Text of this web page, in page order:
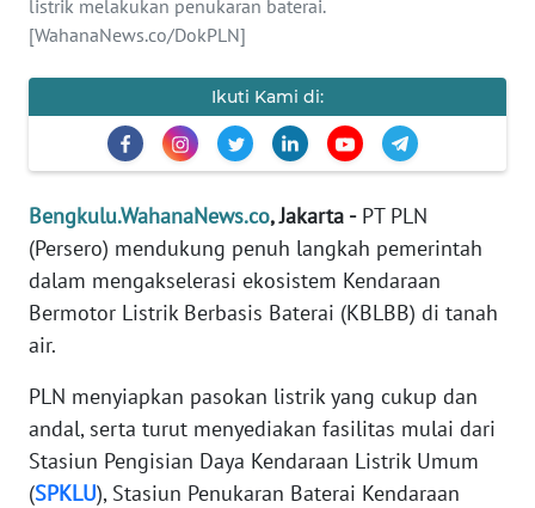
listrik melakukan penukaran baterai.
[WahanaNews.co/DokPLN]
Ikuti Kami di:
Bengkulu.WahanaNews.co, Jakarta -PT PLN
(Persero) mendukung penuh langkah pemerintah
dalam mengakselerasi ekosistem Kendaraan
Bermotor Listrik Berbasis Baterai (KBLBB) di tanah
air.
PLN menyiapkan pasokan listrik yang cukup dan
andal, serta turut menyediakan fasilitas mulai dari
Stasiun Pengisian Daya Kendaraan Listrik Umum
(SPKLU), Stasiun Penukaran Baterai Kendaraan
REDAKSI
KARIR
DISCLAIMER
Wahana
News
Regional
WN
WN
JAKARTA
WN